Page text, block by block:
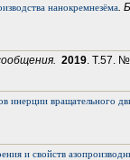
нанокремнезёма.
2019. Т.57.
инерции вращательного
и свойств